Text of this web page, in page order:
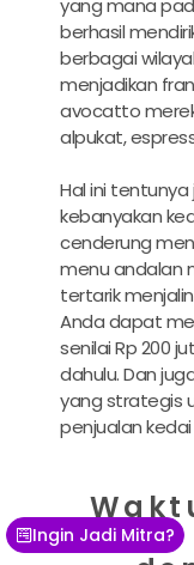
yang mana
berhasil
berbagai
menjadikan
avocatto
alpukat,
Hal ini
kebanyakan
cenderung
menu andalan
tertarik
Anda dapat
senilai Rp 200
dahulu. Dan
yang strategis
penjualan
Ingin Jadi Mitra?